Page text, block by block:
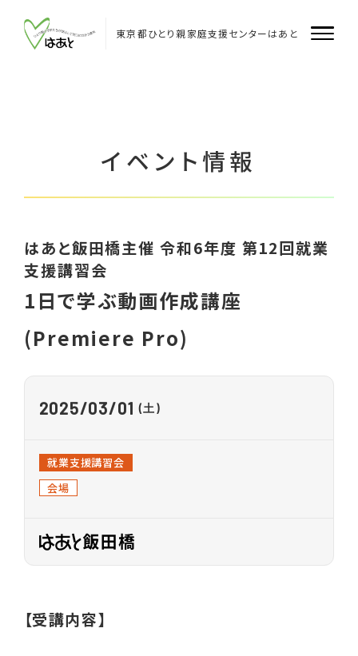
content 東京都ひとり親家庭支援センターはあと
企業・団体のみなさまへ
支援者のみなさまへ
就業相談・就業支援
養育費相談
イベント情報
はあと飯田橋主催 令和6年度 第12回就業
支援講習会
1日で学ぶ動画作成講座
(Premiere Pro)
2025 03/01 (土)
就業支援講習会
会場
【受講内容】